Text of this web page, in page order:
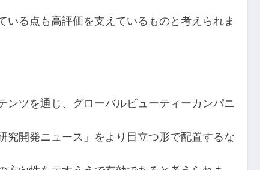
る点も高評価を支えているものと考えられま
ツを通じ、グローバルビューティーカンパニ
開発ニュース」をより目立つ形で配置するな